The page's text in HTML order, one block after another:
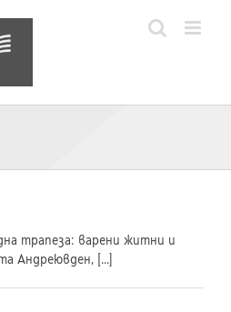
трапеза: варени житни и
Андреювден, [...]